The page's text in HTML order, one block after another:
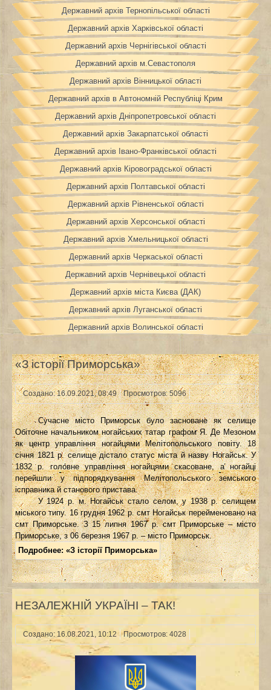
Державний архів Тернопільської області
Державний архів Харківської області
Державний архів Чернігівської області
Державний архів м.Севастополя
Державний архів Вінницької області
Державний архів в Автономній Республіці Крим
Державний архів Дніпропетровської області
Державний архів Закарпатської області
Державний архів Івано-Франківської області
Державний архів Кіровоградської області
Державний архів Полтавської області
Державний архів Рівненської області
Державний архів Херсонської області
Державний архів Хмельницької області
Державний архів Черкаської області
Державний архів Чернівецької області
Державний архів міста Києва (ДАК)
Державний архів Луганської області
Державний архів Волинської області
«З історії Приморська»
Создано: 16.09.2021, 08:49 Просмотров: 5096
Сучасне місто Приморськ було засноване як селище
Обіточне начальником ногайських татар графом Я. Де Мезоном
як центр управління ногайцями Мелітопольського повіту. 18
січня 1821 р. селище дістало статус міста й назву Ногайськ. У
1832 р. головне управління ногайцями скасоване, а ногайці
перейшли у підпорядкування Мелітопольського земського
ісправника й станового пристава.
У 1924 р. м. Ногайськ стало селом, у 1938 р. селищем
міського типу. 16 грудня 1962 р. смт Ногайськ перейменовано на
смт Приморське. З 15 липня 1967 р. смт Приморське – місто
Приморське, з 06 березня 1967 р. – місто Приморськ.
Подробнее: «З історії Приморська»
НЕЗАЛЕЖНІЙ УКРАЇНІ – ТАК!
Создано: 16.08.2021, 10:12 Просмотров: 4028